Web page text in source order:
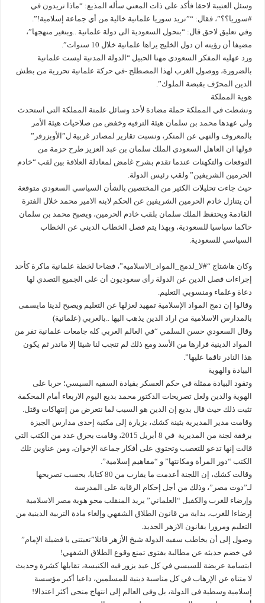
وسئل العتيبة لاحقا فأكد على ذات المعني سأله المذيع: “ماذا تريدون في
#سوريا؟؟”، فقال: “”نريد سوريا علمانية خالية من أي جماعة إسلامية!”.
وفي تعليق لاحق قال: “بنحول السعودية الى دولة علمانية ..وبنغير منهجها”،
مضيفا أن رؤيته ان دول الخليج يراها علمانية خلال 10 سنوات”.
ورد عهليه المفكر السعودي مهنا الحبيل “الدولة المدنية ليست علمانية
بالضرورة، ووصول الغرب لهذا المصطلح -في حركة علمانية تحررية من بطش
الدين المحرّف بقبضة الملوك”.
هوية المملكة
ونشطت في المملكة حملة مضادة لأحد وسائل علمنة المملكة التي استحدث
ولي عهدها محمد بن سلمان هيئة الترفيه وخفض من صلاحيات هيئة الأمر
بالمعروف والنهي عن المنكر، ونسبت تقارير لمصادر غربية ل”الأوبزرفر”
قولها ان العاهل السعودي الملك سلمان بن عبد العزيز طرح حزمة من
التوقعات والتكهنات عندما تقدم بشرح غامض لمعادلة العلاقة بين لقب “خادم
الحرمين الشريفين” ولقب رئيس الدولة.
حيث جاءت تحليلات الكثير من المختصين بالشأن السياسي السعودي متوقعة
أن يتنازل خادم الحرمين الشريفين عن الحكم لابنه الامير محمد خلال الفترة
القادمة ويحتفظ الملك سلمان بلقب خادم الحرمين، ويصبح محمد بن سلمان
حاكما سياسيا للسعودية، وبهذا يتم فصل الخطاب الديني عن الخطاب
السياسي للسعودية.
وكان هاشتاج “#لا_لدمج_المواد_الاسلاميه”، فضاحا لخطة علمانية ماكرة كأحد
إجراءات فصل الدين عن الدولة رأى سعوديون أن على الجميع التصدي لها
دعاة وعلماء ومنسوبي التعليم.
وقالوا إن دمج المواد الإسلامية تمهيد لعزلها عن التعليم ويصبح لدينا مايسمى
بالمدارس الاسلامية من اراد الدين يذهب اليها ..بالعربي (علمانية)
وقال السعودي حسن السلمي “في العالم العربي كله جامعات علمانية تفر من
المواد الدينية فرارها من الأسد ومع ذلك لم تنجب لنا شيئا إلا ماندر ثم يكون
هذا النادر ناقما عليها”.
البيادة والهوية
وتقود البيادة ممثلة في حكم العسكر بقيادة السفيه السيسي؛ حربا على
الهوية والدين ولعل تصريحات الدكتور محمد بديع اليوم الاربعاء أمام المحكمة
تثبت ذلك حيث قال بديع إن الدين هو السبب لما نتعرض من إنتهاكات وقتل.
وقامت مدير المديرية بثينة كشك، بزيارة إلى مكتبة إحدى مدارس الجيزة
برفقة لجنة من المديرية في 8 أبريل 2015، وقامت بحرق عدد من الكتب التي
قالت إنها تدعو للتعصب وتحتوي على أفكار جماعة الإخوان، ومن عناوين تلك
الكتب “دور المرأة ومكانتها” و “مفاهيم إسلامية”.
وقالت كشك، إن اللجنة أعدمت ما يقارب من 80 كتابا، بحسب تصريحها
لـ”دوت مصر”، وذلك من أجل إحكام الرقابة على المدرسة
وإرضاء للغرب والكفيل “العلماني” يريد المنقلب محو هوية مصر الاسلامية
إرضاءا للغرب، بداية من قانون الطلاق الشفهي وإلغاء مادة التربية الدينية من
التعليم ومرورا بقانون الازهر الجديد.
وصول إلى أن يخاطب سفيه الدولة شيخ الأزهر قائلا”تعبتنى يا فضيلة الإمام”
في خضم حديثه عن مطالبة بفتوى تمنع وقوع الطلاق الشفهي!
ابتسامة عريضة للسيسي في كل عيد يزور فيه الكنيسة، تقابلها كشرة وحديث
لا متناه عن الإرهاب في كل مناسبة دينية للمسلمين، داعيا أكبر مؤسسة
إسلامية وسطية فى الدولة، بل وفى العالم إلى انتهاج منحى أكثر اعتدالا!